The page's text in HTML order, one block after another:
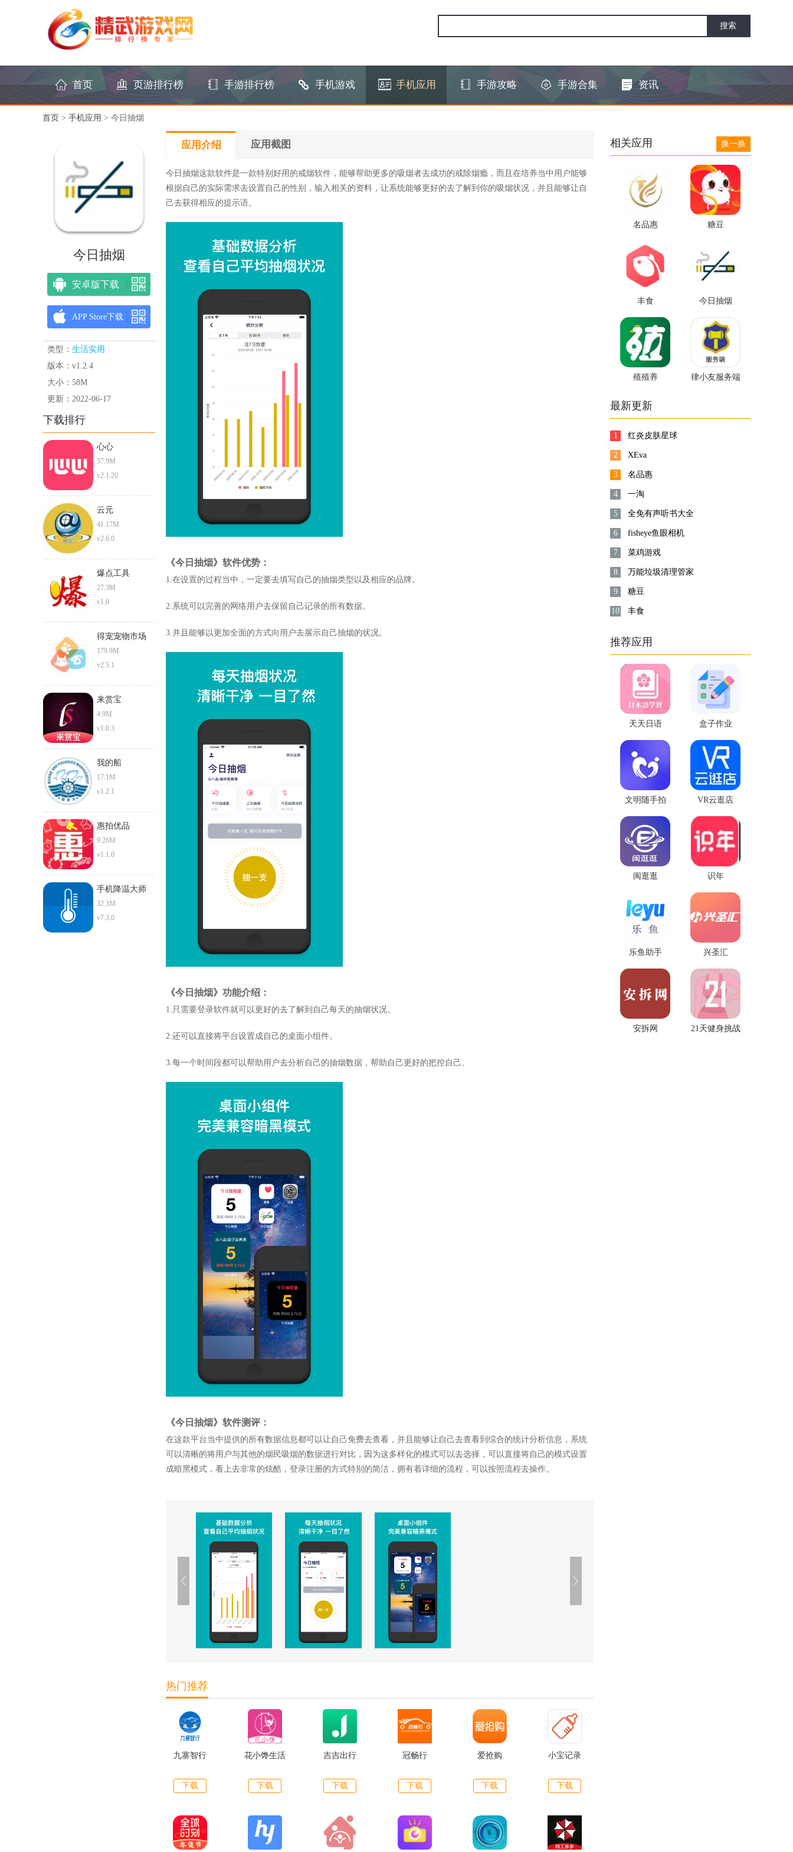
首页 页游排行榜 手游排行榜 手机游戏 手机应用 手游攻略 手游合集 资讯
首页 > 手机应用 > 今日抽烟
今日抽烟
安卓版下载
APP Store下载
类型： 生活实用
版本：v1.2.4
大小：58M
更新：2022-06-17
下载排行
心心
57.9M
v2.1.20
云元
41.17M
v2.6.0
爆点工具
27.3M
v1.0
得宠宠物市场
179.9M
v2.5.1
来赏宝
4.9M
v1.0.3
我的船
17.1M
v1.2.1
惠拍优品
9.26M
v1.1.0
手机降温大师
32.3M
v7.3.0
应用介绍 应用截图
今日抽烟这款软件是一款特别好用的戒烟软件，能够帮助更多的吸烟者去成功的戒除烟瘾，而且在培养当中用户能够
根据自己的实际需求去设置自己的性别，输入相关的资料，让系统能够更好的去了解到你的吸烟状况，并且能够让自
己去获得相应的提示语。
《今日抽烟》软件优势：
1.在设置的过程当中，一定要去填写自己的抽烟类型以及相应的品牌。
2.系统可以完善的网络用户去保留自己记录的所有数据。
3.并且能够以更加全面的方式向用户去展示自己抽烟的状况。
《今日抽烟》功能介绍：
1.只需要登录软件就可以更好的去了解到自己每天的抽烟状况。
2.还可以直接将平台设置成自己的桌面小组件。
3.每一个时间段都可以帮助用户去分析自己的抽烟数据，帮助自己更好的把控自己。
《今日抽烟》软件测评：
在这款平台当中提供的所有数据信息都可以让自己免费去查看，并且能够让自己去查看到综合的统计分析信息，系统
可以清晰的将用户与其他的烟民吸烟的数据进行对比，因为这多样化的模式可以去选择，可以直接将自己的模式设置
成暗黑模式，看上去非常的炫酷，登录注册的方式特别的简洁，拥有着详细的流程，可以按照流程去操作。
热门推荐
九寨智行
下载
花小馋生活
下载
吉吉出行
下载
冠畅行
下载
爱抢购
下载
小宝记录
下载
相关应用 换一换
名品惠 糖豆
丰食 今日抽烟
殖殖养 律小友服务端
最新更新
1 红炎皮肤星球
2 XEva
3 名品惠
4 一淘
5 全免有声听书大全
6 fisheye鱼眼相机
7 菜鸡游戏
8 万能垃圾清理管家
9 糖豆
10 丰食
推荐应用
天天日语 盒子作业
文明随手拍 VR云逛店
闽逛逛 识年
乐鱼助手 兴圣汇
安拆网 21天健身挑战